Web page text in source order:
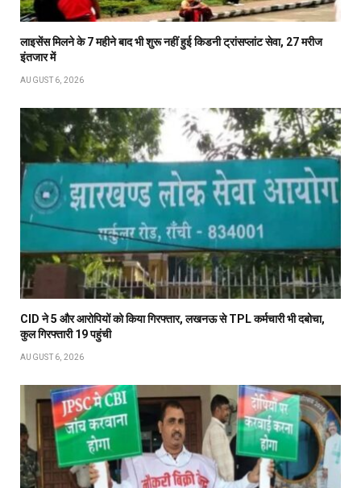
लाइसेंस मिलने के 7 महीने बाद भी शुरू नहीं हुई किडनी ट्रांसप्लांट सेवा, 27 मरीज
इंतजार में
AUGUST 6, 2026
CID ने 5 और आरोपियों को किया गिरफ्तार, लखनऊ से TPL कर्मचारी भी दबोचा,
कुल गिरफ्तारी 19 पहुंची
AUGUST 6, 2026